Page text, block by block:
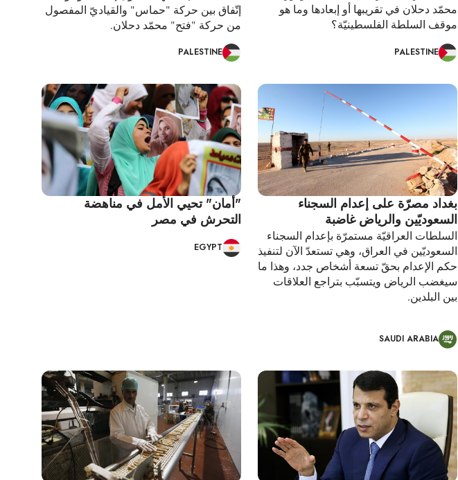
محمّد دحلان في تقريبها أو إبعادها وما هو
موقف السلطة الفلسطينيّة؟
PALESTINE
إتّفاق بين حركة "حماس" والقياديّ المفصول
من حركة "فتح" محمّد دحلان.
PALESTINE
بغداد مصرّة على إعدام السجناء
السعوديّين والرياض غاضبة
السلطات العراقيّة مستمرّة بإعدام السجناء
السعوديّين في العراق، وهي تستعدّ الآن لتنفيذ
حكم الإعدام بحقّ تسعة أشخاص جدد، وهذا ما
سيغضب الرياض ويتسبّب بتراجع العلاقات
بين البلدين.
SAUDI ARABIA
"أمان" تحيي الأمل في مناهضة
التحرش في مصر
EGYPT